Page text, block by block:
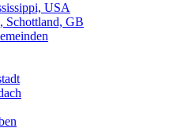
USA
Schottland, GB